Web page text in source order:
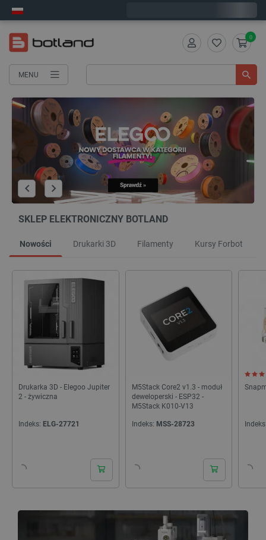
MENU
0
SKLEP ELEKTRONICZNY BOTLAND
Nowości Drukarki 3D Filamenty Kursy Forbot
Drukarka 3D - Elegoo Jupiter
2 - żywiczna
Indeks: ELG-27721
M5Stack Core2 v1.3 - moduł
deweloperski - ESP32 -
M5Stack K010-V13
Indeks: MSS-28723